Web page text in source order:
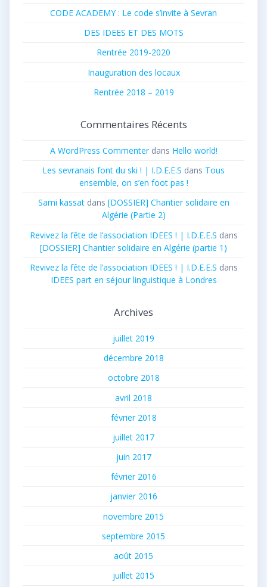
CODE ACADEMY : Le code s’invite à Sevran
DES IDEES ET DES MOTS
Rentrée 2019-2020
Inauguration des locaux
Rentrée 2018 – 2019
Commentaires Récents
A WordPress Commenterdans Hello world!
Les sevranais font du ski ! | I.D.E.E.S dans Tous
ensemble, on s’en foot pas !
Sami kassatdans [DOSSIER] Chantier solidaire en
Algérie (Partie 2)
Revivez la fête de l’association IDEES ! | I.D.E.E.S dans
[DOSSIER] Chantier solidaire en Algérie (partie 1)
Revivez la fête de l’association IDEES ! | I.D.E.E.S dans
IDEES part en séjour linguistique à Londres
Archives
juillet 2019
décembre 2018
octobre 2018
avril 2018
février 2018
juillet 2017
juin 2017
février 2016
janvier 2016
novembre 2015
septembre 2015
août 2015
juillet 2015